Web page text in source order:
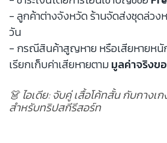
- ลูกค้าต่างจังหวัด ร้านจัดส่งชุดล่วง
วัน
- กรณีสินค้าสูญหาย หรือเสียหายหนั
เรียกเก็บค่าเสียหายตามมูลค่าจริงข
👗 ไอเดีย: จับคู่ เสื้อโค้ทสั้น กับกาง
สำหรับทริปสกีรีสอร์ท